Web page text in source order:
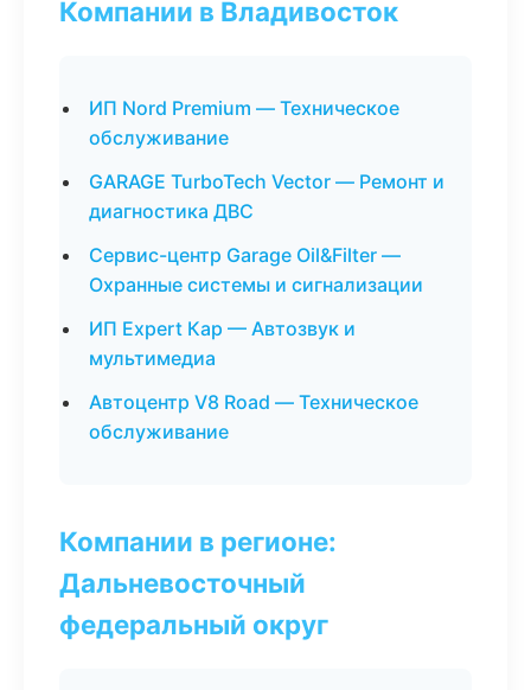
Компании в Владивосток
ИП Nord Premium — Техническое
обслуживание
GARAGE TurboTech Vector — Ремонт и
диагностика ДВС
Сервис-центр Garage Oil&Filter —
Охранные системы и сигнализации
ИП Expert Кар — Автозвук и
мультимедиа
Автоцентр V8 Road — Техническое
обслуживание
Компании в регионе:
Дальневосточный
федеральный округ